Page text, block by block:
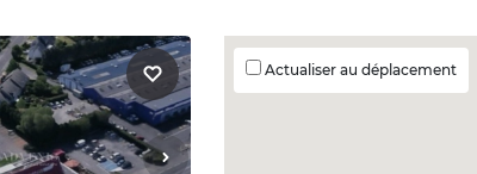
Actualiser au déplacement